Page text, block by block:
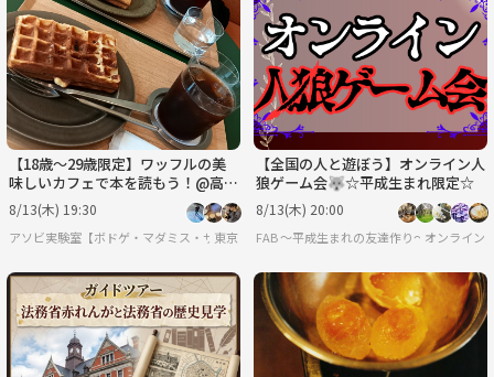
【18歳〜29歳限定】ワッフルの美
味しいカフェで本を読もう！@高輪
ゲートウェイ
8/13(木) 19:30
アソビ実験室【ボドゲ・マダミス・サバゲー】
東京
【全国の人と遊ぼう】オンライン人
狼ゲーム会🐺☆平成生まれ限定☆
8/13(木) 20:00
FAB 〜平成生まれの友達作り〜 オンライン